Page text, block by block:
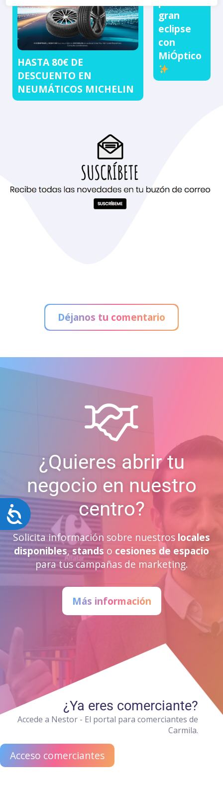
Accesibilidad
HASTA 80€ DE
DESCUENTO EN
NEUMÁTICOS MICHELIN
gran
eclipse
con
MiÓptico
Déjanos tu comentario
¿Quieres abrir tu
negocio en nuestro
centro?
Solicita información sobre nuestros locales
disponibles, stands o cesiones de espacio
para tus campañas de marketing.
Más información
¿Ya eres comerciante?
Accede a Nestor - El portal para comerciantes de
Carmila.
Acceso comerciantes